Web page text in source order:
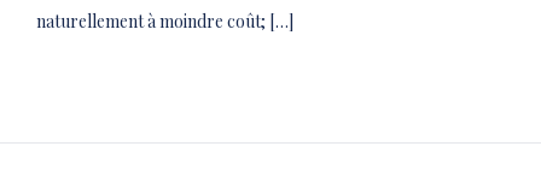
naturellement à moindre coût; […]